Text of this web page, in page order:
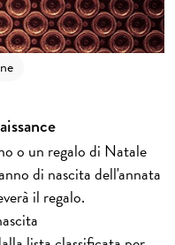
o un regalo di Natale
di nascita dell'annata
il regalo.